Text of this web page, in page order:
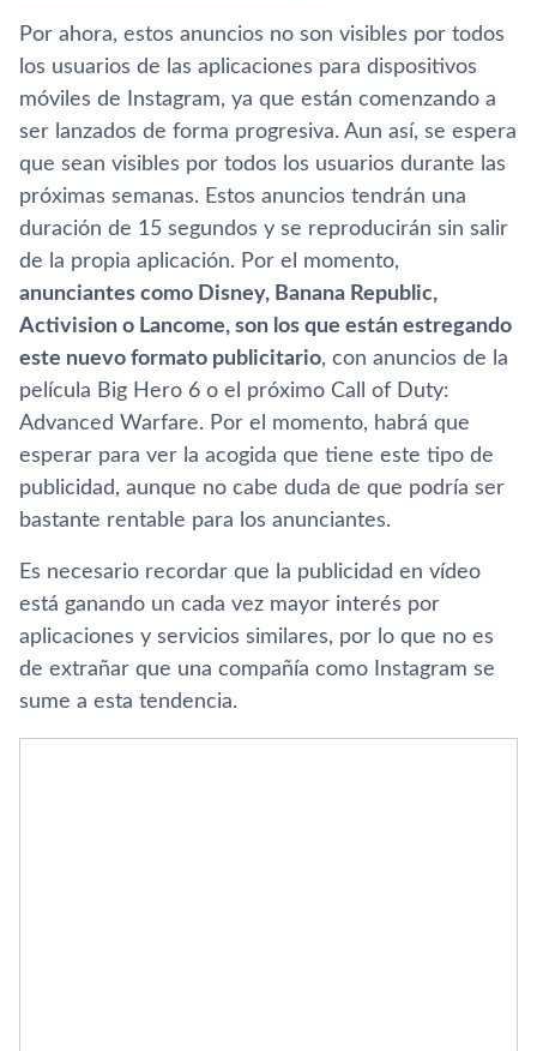
Por ahora, estos anuncios no son visibles por todos
los usuarios de las aplicaciones para dispositivos
móviles de Instagram, ya que están comenzando a
ser lanzados de forma progresiva. Aun así­, se espera
que sean visibles por todos los usuarios durante las
próximas semanas. Estos anuncios tendrán una
duración de 15 segundos y se reproducirán sin salir
de la propia aplicación. Por el momento,
anunciantes como Disney, Banana Republic,
Activision o Lancome, son los que están estregando
este nuevo formato publicitario, con anuncios de la
pelí­cula Big Hero 6 o el próximo Call of Duty:
Advanced Warfare. Por el momento, habrá que
esperar para ver la acogida que tiene este tipo de
publicidad, aunque no cabe duda de que podrí­a ser
bastante rentable para los anunciantes.
Es necesario recordar que la publicidad en ví­deo
está ganando un cada vez mayor interés por
aplicaciones y servicios similares, por lo que no es
de extrañar que una compañí­a como Instagram se
sume a esta tendencia.